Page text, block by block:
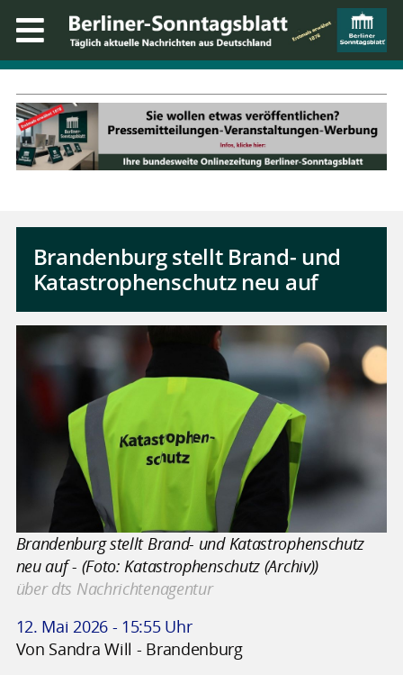
Brandenburg stellt Brand- und
Katastrophenschutz neu auf
Brandenburg stellt Brand- und Katastrophenschutz
neu auf - (Foto: Katastrophenschutz (Archiv))
über dts Nachrichtenagentur
12. Mai 2026 - 15:55 Uhr
Von Sandra Will - Brandenburg